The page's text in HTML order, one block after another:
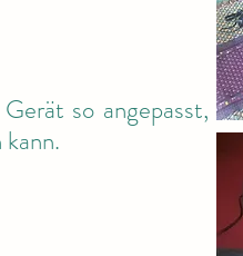
so angepasst,